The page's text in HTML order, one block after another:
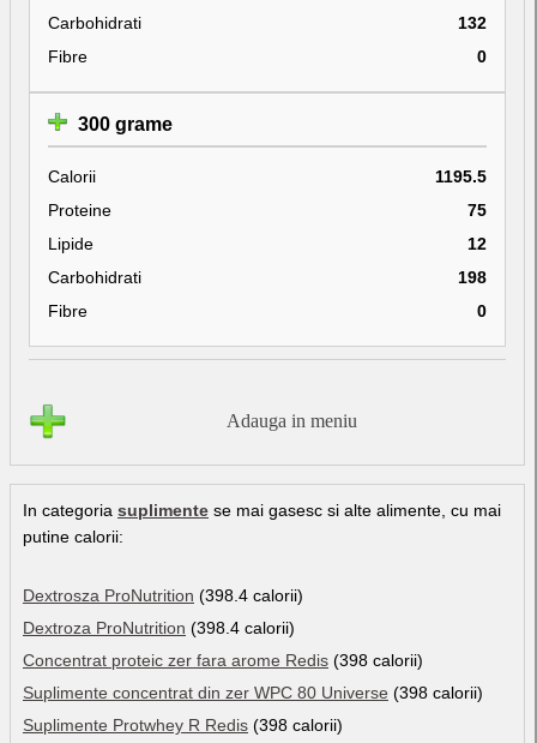
Carbohidrati
132
Fibre
0
300 grame
Calorii
1195.5
Proteine
75
Lipide
12
Carbohidrati
198
Fibre
0
Adauga in meniu
In categoria suplimente se mai gasesc si alte alimente, cu mai
putine calorii:
Dextrosza ProNutrition (398.4 calorii)
Dextroza ProNutrition (398.4 calorii)
Concentrat proteic zer fara arome Redis (398 calorii)
Suplimente concentrat din zer WPC 80 Universe (398 calorii)
Suplimente Protwhey R Redis (398 calorii)